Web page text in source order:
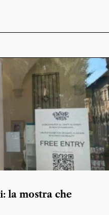
la mostra che